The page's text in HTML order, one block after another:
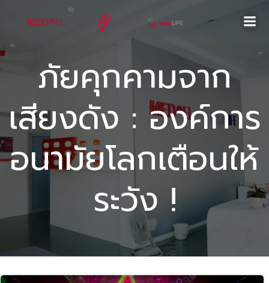
ภัยคุกคามจาก
เสียงดัง : องค์การ
อนามัยโลกเตือนให้
ระวัง !